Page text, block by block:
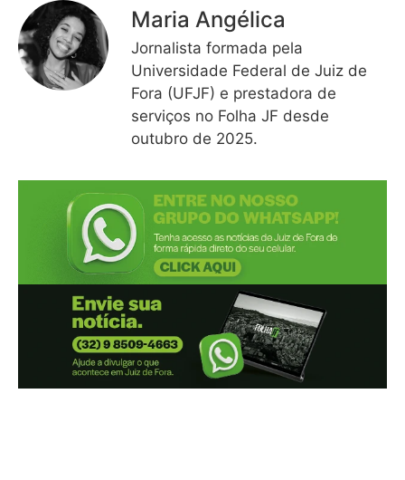
Maria Angélica
Jornalista formada pela
Universidade Federal de Juiz de
Fora (UFJF) e prestadora de
serviços no Folha JF desde
outubro de 2025.